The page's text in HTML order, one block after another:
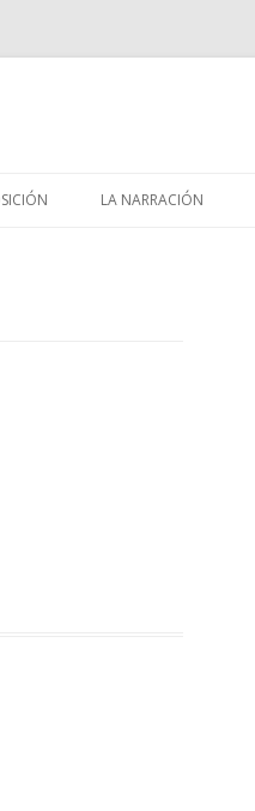
to LA NARRACIÓN